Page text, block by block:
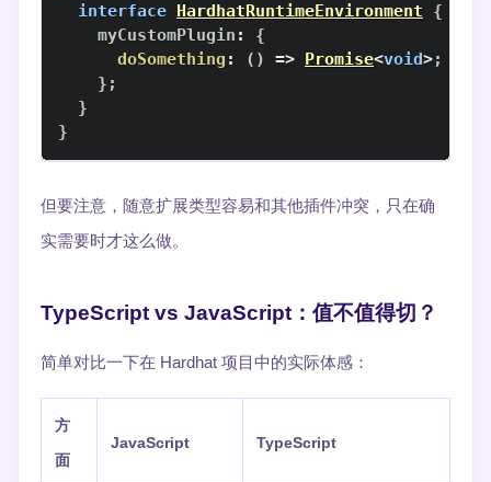
interface HardhatRuntimeEnvironment
{
    myCustomPlugin
:
{
doSomething : ( ) => Promise<void>;
} ;
}
}
但要注意，随意扩展类型容易和其他插件冲突，只在确
实需要时才这么做。
TypeScript vs JavaScript：值不值得切？
简单对比一下在 Hardhat 项目中的实际体感：
方
面
JavaScript TypeScript